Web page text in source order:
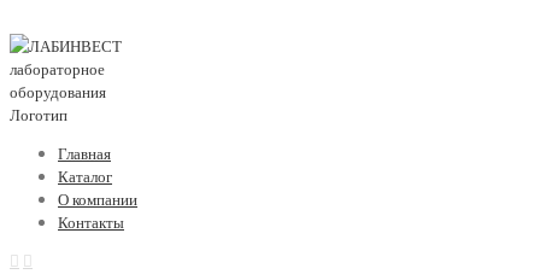
Главная
Каталог
О компании
Контакты